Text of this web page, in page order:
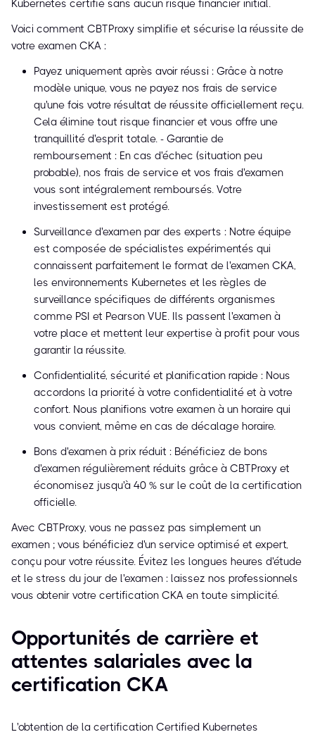
Kubernetes certifié sans aucun risque financier initial.
Voici comment CBTProxy simplifie et sécurise la réussite de
votre examen CKA :
Payez uniquement après avoir réussi : Grâce à notre
modèle unique, vous ne payez nos frais de service
qu'une fois votre résultat de réussite officiellement reçu.
Cela élimine tout risque financier et vous offre une
tranquillité d'esprit totale. - Garantie de
remboursement : En cas d'échec (situation peu
probable), nos frais de service et vos frais d'examen
vous sont intégralement remboursés. Votre
investissement est protégé.
Surveillance d'examen par des experts : Notre équipe
est composée de spécialistes expérimentés qui
connaissent parfaitement le format de l'examen CKA,
les environnements Kubernetes et les règles de
surveillance spécifiques de différents organismes
comme PSI et Pearson VUE. Ils passent l'examen à
votre place et mettent leur expertise à profit pour vous
garantir la réussite.
Confidentialité, sécurité et planification rapide : Nous
accordons la priorité à votre confidentialité et à votre
confort. Nous planifions votre examen à un horaire qui
vous convient, même en cas de décalage horaire.
Bons d'examen à prix réduit : Bénéficiez de bons
d'examen régulièrement réduits grâce à CBTProxy et
économisez jusqu'à 40 % sur le coût de la certification
officielle.
Avec CBTProxy, vous ne passez pas simplement un
examen ; vous bénéficiez d'un service optimisé et expert,
conçu pour votre réussite. Évitez les longues heures d'étude
et le stress du jour de l'examen : laissez nos professionnels
vous obtenir votre certification CKA en toute simplicité.
Opportunités de carrière et
attentes salariales avec la
certification CKA
L'obtention de la certification Certified Kubernetes